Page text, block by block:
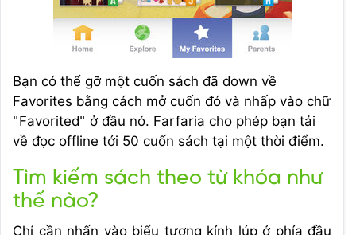
Bạn có thể gỡ một cuốn sách đã down về
Favorites bằng cách mở cuốn đó và nhấp vào chữ
"Favorited" ở đầu nó. Farfaria cho phép bạn tải
về đọc offline tới 50 cuốn sách tại một thời điểm.
Tìm kiếm sách theo từ khóa như
thế nào?
Chỉ cần nhấn vào biểu tượng kính lúp ở phía đầu